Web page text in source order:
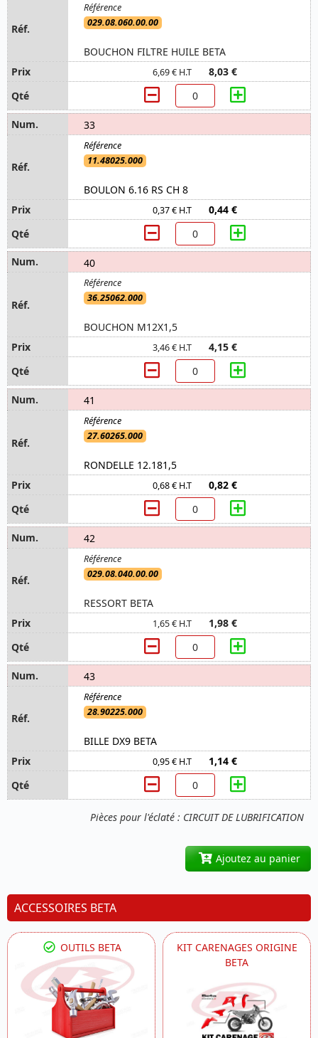
Pièces pour l'éclaté : CIRCUIT DE LUBRIFICATION
029.08.060.00.00
BOUCHON FILTRE HUILE BETA
6,69 € H.T 8,03 €
33
11.48025.000
BOULON 6.16 RS CH 8
0,37 € H.T 0,44 €
40
36.25062.000
BOUCHON M12X1,5
3,46 € H.T 4,15 €
41
27.60265.000
RONDELLE 12.181,5
0,68 € H.T 0,82 €
42
029.08.040.00.00
RESSORT BETA
1,65 € H.T 1,98 €
43
28.90225.000
BILLE DX9 BETA
0,95 € H.T 1,14 €
Ajoutez au panier
ACCESSOIRES BETA
OUTILS BETA
KIT CARENAGES ORIGINE
BETA